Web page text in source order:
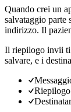
Quando crei un
salvataggio parte
indirizzo. Il
Il riepilogo invii ti
salvare, e i